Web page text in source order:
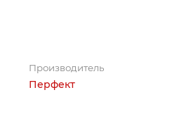
Производитель
Перфект